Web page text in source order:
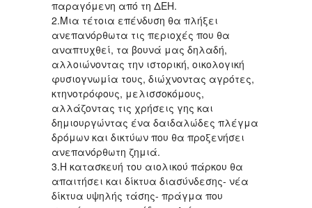
παραγόμενη από τη ΔΕΗ.
2.Μια τέτοια επένδυση θα πλήξει
ανεπανόρθωτα τις περιοχές που θα
αναπτυχθεί, τα βουνά μας δηλαδή,
αλλοιώνοντας την ιστορική, οικολογική
φυσιογνωμία τους, διώχνοντας αγρότες,
κτηνοτρόφους, μελισσοκόμους,
αλλάζοντας τις χρήσεις γης και
δημιουργώντας ένα δαιδαλώδες πλέγμα
δρόμων και δικτύων που θα προξενήσει
ανεπανόρθωτη ζημιά.
3.Η κατασκευή του αιολικού πάρκου θα
απαιτήσει και δίκτυα διασύνδεσης- νέα
δίκτυα υψηλής τάσης- πράγμα που